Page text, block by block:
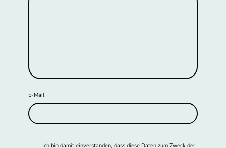
E-Mail
Ich bin damit einverstanden, dass diese Daten zum Zweck der